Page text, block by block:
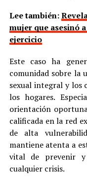
Lee también:
mujer que asesinó
ejercicio
Este caso ha
comunidad sobre la
sexual integral y los
los hogares.
orientación
calificada en la red
de alta
mantiene atenta a
vital de prevenir y
cualquier crisis.